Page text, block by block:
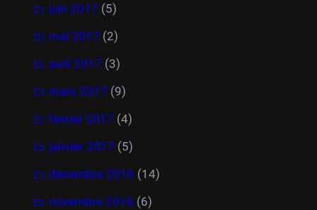
juin 2017 (5)
mai 2017 (2)
avril 2017 (3)
mars 2017 (9)
février 2017 (4)
janvier 2017 (5)
décembre 2016 (14)
novembre 2016 (6)